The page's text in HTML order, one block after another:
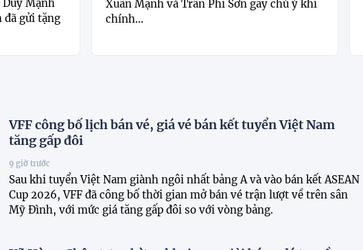
Mạnh
đã gửi tặng
Xuân Mạnh và Trần Phi Sơn gây chú ý khi
chính...
VFF công bố lịch bán vé, giá vé bán kết tuyển Việt Nam
tăng gấp đôi
Sau khi tuyển Việt Nam giành ngôi nhất bảng A và vào bán kết ASEAN
Cup 2026, VFF đã công bố thời gian mở bán vé trận lượt về trên sân
Mỹ Đình, với mức giá tăng gấp đôi so với vòng bảng.
9 giờ trước